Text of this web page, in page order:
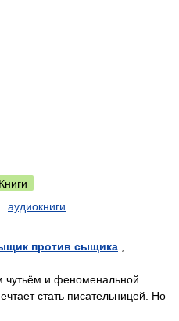
Книги
аудиокниги
против сыщика
и феноменальной
стать писательницей. Но